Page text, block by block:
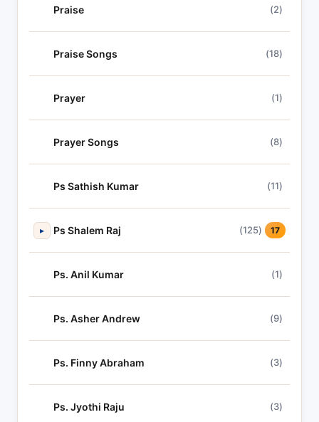
Praise (2)
Praise Songs (18)
Prayer (1)
Prayer Songs (8)
Ps Sathish Kumar (11)
▸ Ps Shalem Raj (125) 17
Ps. Anil Kumar (1)
Ps. Asher Andrew (9)
Ps. Finny Abraham (3)
Ps. Jyothi Raju (3)